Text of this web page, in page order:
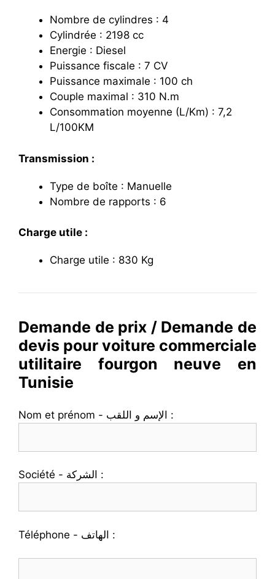
Nombre de cylindres : 4
Cylindrée : 2198 cc
Energie : Diesel
Puissance fiscale : 7 CV
Puissance maximale : 100 ch
Couple maximal : 310 N.m
Consommation moyenne (L/Km) : 7,2
L/100KM
Transmission :
Type de boîte : Manuelle
Nombre de rapports : 6
Charge utile :
Charge utile : 830 Kg
Demande de prix / Demande de
devis pour voiture commerciale
utilitaire fourgon neuve en
Tunisie
Nom et prénom - الإسم و اللقب :
Société - الشركة :
Téléphone - الهاتف :